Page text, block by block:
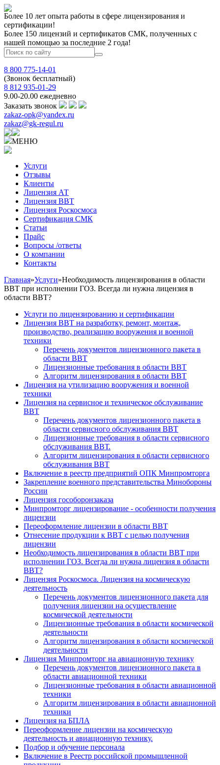
Более 10 лет опыта работы в сфере лицензирования и
сертификации!
Более 150 лицензий и сертификатов СМК, полученных с
нашей помощью за последние 2 года!
8 800 775-14-01
(Звонок бесплатный)
8 812 935-01-29
9.00-20.00 ежедневно
Заказать звонок
zakaz-opk@yandex.ru
zakaz@gk-regul.ru
МЕНЮ
Услуги
Отзывы
Клиенты
Лицензия АТ
Лицензия ВВТ
Лицензия Роскосмоса
Сертификация СМК
Статьи
Прайс
Вопросы /ответы
О компании
Контакты
Главная»Услуги»Необходимость лицензирования в области
ВВТ при исполнении ГОЗ. Всегда ли нужна лицензия в
области ВВТ?
Услуги по лицензированию и сертификации
Лицензия ВВТ на разработку, ремонт, монтаж,
производство, реализацию вооружения и военной
техники
Перечень документов лицензионного пакета в
области ВВТ
Лицензионные требования в области ВВТ
Алгоритм лицензирования в области ВВТ
Лицензия на утилизацию вооружения и военной
техники
Лицензия на сервисное и техническое обслуживание
ВВТ
Перечень документов лицензионного пакета в
области сервисного обслуживания ВВТ
Лицензионные требования в области сервисного
обслуживания ВВТ.
Алгоритм лицензирования в области сервисного
обслуживания ВВТ
Включение в реестр предприятий ОПК Минпромторга
Закрепление военного представительства Минобороны
России
Лицензия гособоронзаказа
Минпромторг лицензирование - особенности получения
лицензии
Переоформление лицензии в области ВВТ
Отнесение продукции к ВВТ с целью получения
лицензии
Необходимость лицензирования в области ВВТ при
исполнении ГОЗ. Всегда ли нужна лицензия в области
ВВТ?
Лицензия Роскосмоса. Лицензия на космическую
деятельность
Перечень документов лицензионного пакета для
получения лицензии на осуществление
космической деятельности
Лицензионные требования в области космической
деятельности
Алгоритм лицензирования в области космической
деятельности
Лицензия Минпромторг на авиационную технику
Перечень документов лицензионного пакета в
области авиационной техники
Лицензионные требования в области авиационной
техники
Алгоритм лицензирования в области авиационной
техники
Лицензия на БПЛА
Переоформление лицензии на космическую
деятельность и авиационную технику.
Подбор и обучение персонала
Включение в Реестр российской промышленной